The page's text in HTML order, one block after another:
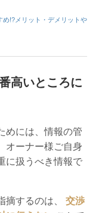
!?メリット・デメリットや
高いところに
めには、情報の管
オーナー様ご自身
に扱うべき情報で
摘するのは、 交渉